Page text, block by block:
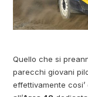
Quello che si
parecchi giovani
effettivamente